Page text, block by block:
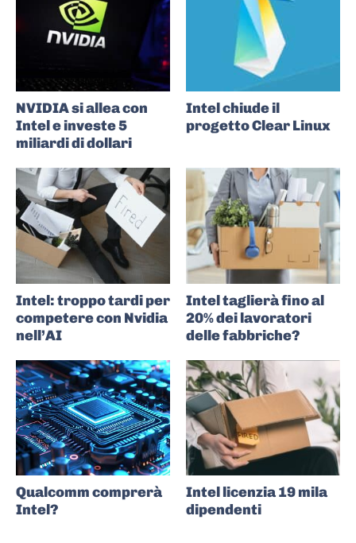
NVIDIA si allea con
Intel e investe 5
miliardi di dollari
Intel chiude il
progetto Clear Linux
Intel: troppo tardi per
competere con Nvidia
nell’AI
Intel taglierà fino al
20% dei lavoratori
delle fabbriche?
Qualcomm comprerà
Intel?
Intel licenzia 19 mila
dipendenti